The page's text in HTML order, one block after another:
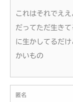
これはそれでええ
だってただ生き
に生かしてるだ
かいもの
匿名